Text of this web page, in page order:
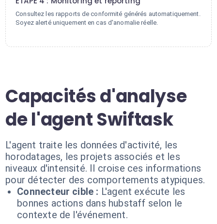
Consultez les rapports de conformité générés automatiquement.
Soyez alerté uniquement en cas d'anomalie réelle.
Capacités d'analyse
de l'agent Swiftask
L'agent traite les données d'activité, les
horodatages, les projets associés et les
niveaux d'intensité. Il croise ces informations
pour détecter des comportements atypiques.
Connecteur cible : L'agent exécute les
bonnes actions dans hubstaff selon le
contexte de l'événement.